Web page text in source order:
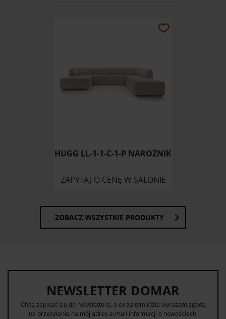
HUGG LL-1-1-C-1-P NAROŻNIK
ZAPYTAJ O CENĘ W SALONIE
ZOBACZ WSZYSTKIE PRODUKTY
NEWSLETTER DOMAR
Chcę zapisać się do newslettera, a co za tym idzie wyrażam zgodę
na przesyłanie na mój adres e-mail informacji o nowościach,